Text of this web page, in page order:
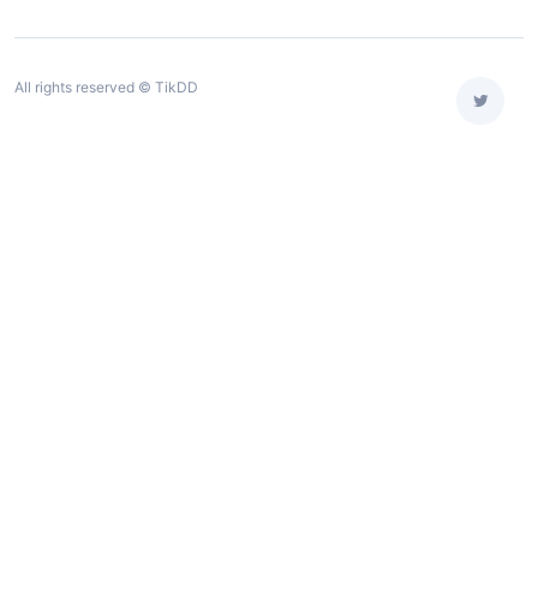
All rights reserved © TikDD